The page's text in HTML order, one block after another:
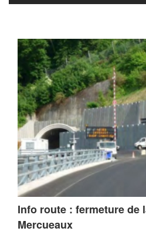
Info route : fermeture de
Mercueaux